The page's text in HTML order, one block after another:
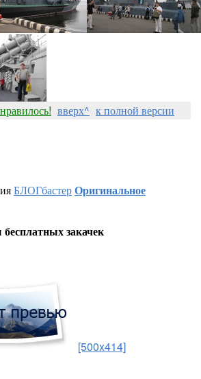
вверх^ к полной версии
БЛОГбастерОригинальное
закачек
[500x414]